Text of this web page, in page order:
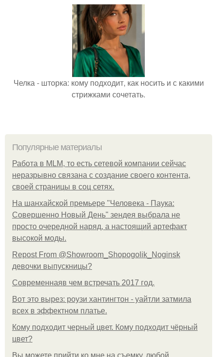
Челка - шторка: кому подходит, как носить и с какими
стрижками сочетать.
Популярные материалы
Работа в MLM, то есть сетевой компании сейчас
неразрывно связана с создание своего контента,
своей страницы в соц сетях.
На шанхайской премьере "Человека - Паука:
Совершенно Новый День" зендея выбрала не
просто очередной наряд, а настоящий артефакт
высокой моды.
Repost From @Showroom_Shopogolik_Noginsk
девочки выпускницы?
Современнаяв чем встречать 2017 год.
Вот это вырез: роузи хантингтон - уайтли затмила
всех в эффектном платьe.
Кому подходит черный цвет. Кому подходит чёрный
цвет?